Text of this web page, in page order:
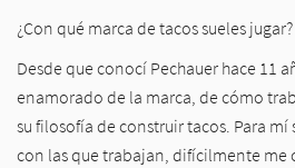
¿Con qué marca de tacos sueles
Desde que conocí Pechauer hace 11
enamorado de la marca, de cómo
su filosofía de construir tacos. Para
con las que trabajan, difícilmente me